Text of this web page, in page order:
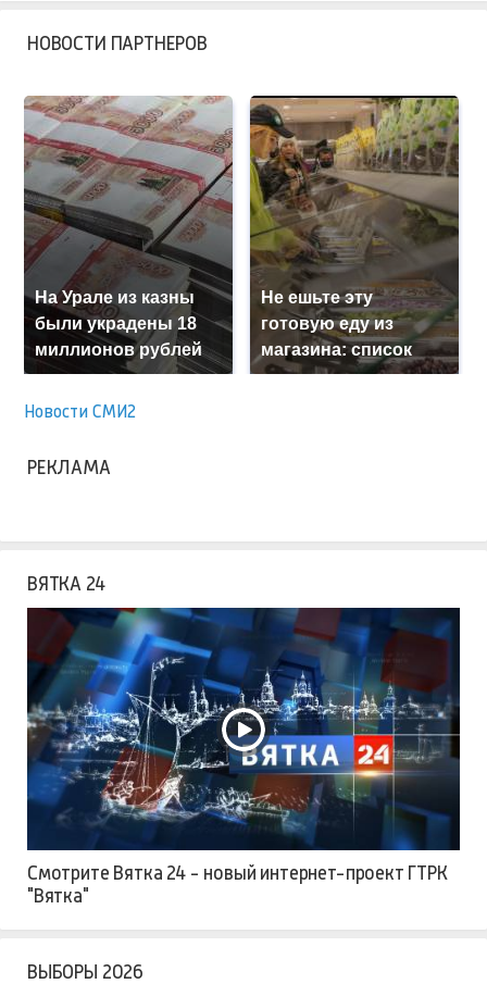
НОВОСТИ ПАРТНЕРОВ
На Урале из казны
были украдены 18
миллионов рублей
Не ешьте эту
готовую еду из
магазина: список
Новости СМИ2
РЕКЛАМА
ВЯТКА 24
Смотрите Вятка 24 - новый интернет-проект ГТРК
"Вятка"
ВЫБОРЫ 2026